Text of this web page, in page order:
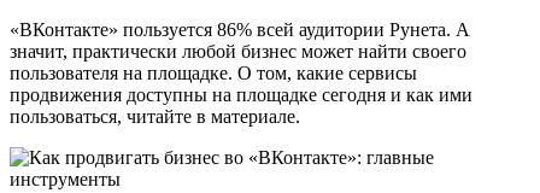
«ВКонтакте» пользуется 86% всей аудитории Рунета. А
значит, практически любой бизнес может найти своего
пользователя на площадке. О том, какие сервисы
продвижения доступны на площадке сегодня и как ими
пользоваться, читайте в материале.